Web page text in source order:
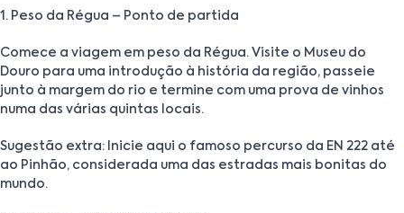
1. Peso da Régua – Ponto de partida
Comece a viagem em peso da Régua. Visite o Museu do
Douro para uma introdução à história da região, passeie
junto à margem do rio e termine com uma prova de vinhos
numa das várias quintas locais.
Sugestão extra: Inicie aqui o famoso percurso da EN 222 até
ao Pinhão, considerada uma das estradas mais bonitas do
mundo.